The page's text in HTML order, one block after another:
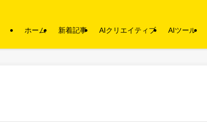
ホーム 新着記事 AIクリエイティブ AIツール